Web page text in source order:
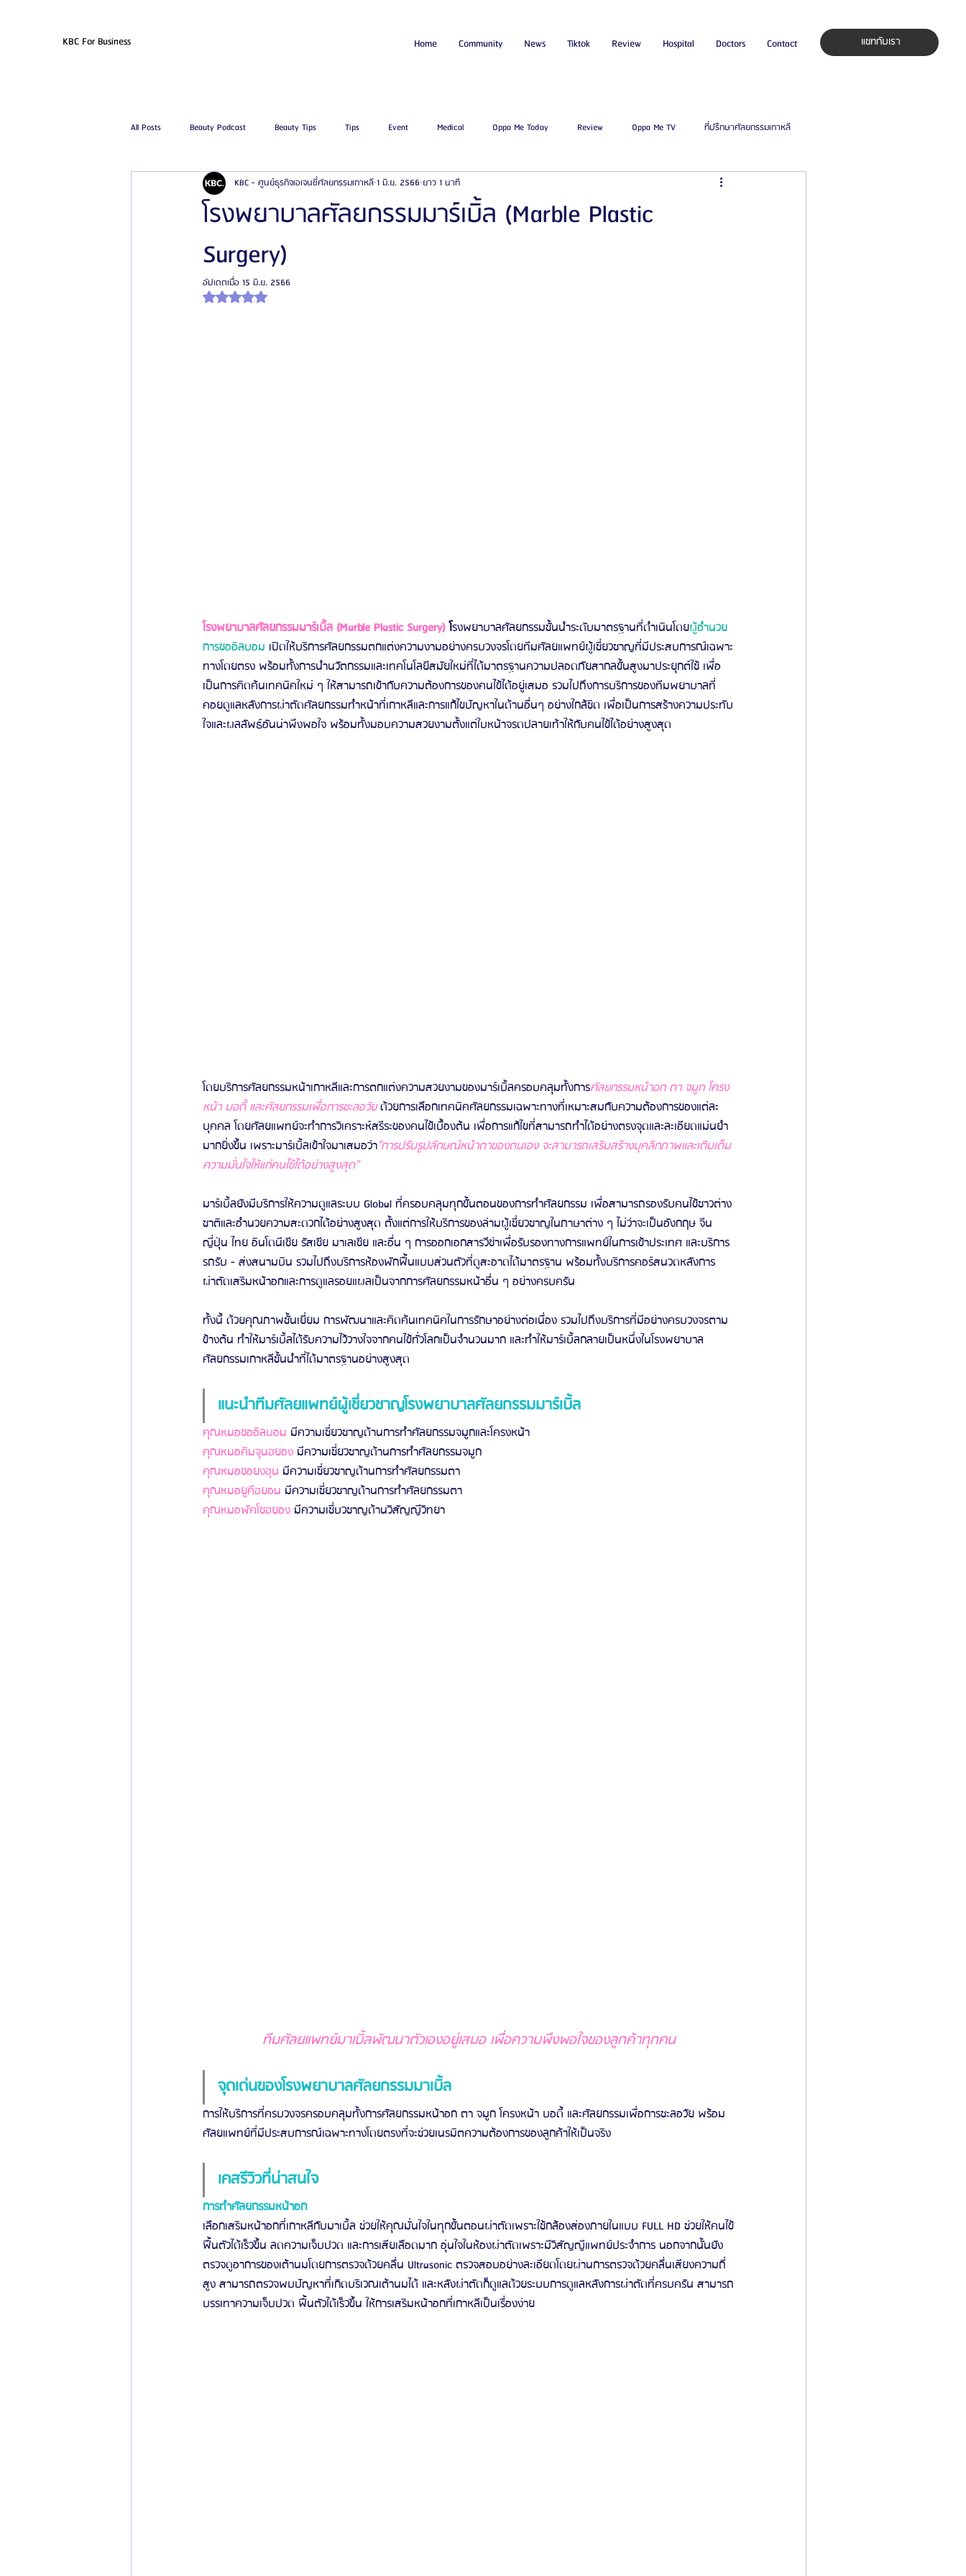
Home Community News Tiktok Review Hospital Doctors Contact แชทกับเรา
KBC For Business
All Posts Beauty Podcast Beauty Tips Tips Event Medical Oppa Me Today Review Oppa Me TV ที่ปรึกษาศัลยกรรมเกาหลี
รีวิวศัลยกรรมฉีดไขมัน รีวิวศัลยกรรมดูดไขมัน โรงพยาบาลศัลยกรรมเอท็อป ศัลยแพทย์ ประเทศเกาหลี
โรงพยาบาลศัลยกรรมเฟรช โรงพยาบาลศัลยกรรมจีเอ็นจี
รีวิวศัลยกรรมผู้ชาย โรงพยาบาลศัลยกรรมมาอิน
โรงพยาบาลศัลยกรรมมาร์เบิ้ล (Marble Plastic
Surgery)
KBC - ศูนย์ธุรกิจเอเจนซี่ศัลยกรรมเกาหลี 1 มิ.ย. 2566ยาว 1 นาที
อัปเดตเมื่อ 15 มิ.ย. 2566
ได้รับ NaN เต็ม 5 ดาว
โรงพยาบาลศัลยกรรมมาร์เบิ้ล (Marble Plastic Surgery) โรงพยาบาลศัลยกรรมชั้นนำระดับมาตรฐานที่ดำเนินโดยผู้อำนวย
การซออิลบอม เปิดให้บริการศัลยกรรมตกแต่งความงามอย่างครบวงจรโดยทีมศัลยแพทย์ผู้เชี่ยวชาญที่มีประสบการณ์เฉพาะ
ทางโดยตรง พร้อมทั้งการนำนวัตกรรมและเทคโนโลยีสมัยใหม่ที่ได้มาตรฐานความปลอดภัยสากลขั้นสูงมาประยุกต์ใช้ เพื่อ
เป็นการคิดค้นเทคนิคใหม่ ๆ ให้สามารถเข้ากับความต้องการของคนไข้ได้อยู่เสมอ รวมไปถึงการบริการของทีมพยาบาลที่
คอยดูแลหลังการผ่าตัดศัลยกรรมทำหน้าที่เกาหลีและการแก้ไขปัญหาในด้านอื่นๆ อย่างใกล้ชิด เพื่อเป็นการสร้างความประทับ
ใจและผลลัพธ์อันน่าพึงพอใจ พร้อมทั้งมอบความสวยงามตั้งแต่ใบหน้าจรดปลายเท้าให้กับคนไข้ได้อย่างสูงสุด
โดยบริการศัลยกรรมหน้าเกาหลีและการตกแต่งความสวยงามของมาร์เบิ้ลครอบคลุมทั้งการศัลยกรรมหน้าอก ตา จมูก โครง
หน้า บอดี้ และศัลยกรรมเพื่อการชะลอวัย ด้วยการเลือกเทคนิคศัลยกรรมเฉพาะทางที่เหมาะสมกับความต้องการของแต่ละ
บุคคล โดยศัลยแพทย์จะทำการวิเคราะห์สรีระของคนไข้เบื้องต้น เพื่อการแก้ไขที่สามารถทำได้อย่างตรงจุดและละเอียดแม่นยำ
มากยิ่งขึ้น เพราะมาร์เบิ้ลเข้าใจมาเสมอว่า"การปรับรูปลักษณ์หน้าตาของตนเอง จะสามารถเสริมสร้างบุคลิกภาพและเติมเต็ม
ความมั่นใจให้แก่คนไข้ได้อย่างสูงสุด"
มาร์เบิ้ลยังมีบริการให้ความดูแลระบบ Global ที่ครอบคลุมทุกขั้นตอนของการทำศัลยกรรม เพื่อสามารถรองรับคนไข้ชาวต่าง
ชาติและอำนวยความสะดวกได้อย่างสูงสุด ตั้งแต่การให้บริการของล่ามผู้เชี่ยวชาญในภาษาต่าง ๆ ไม่ว่าจะเป็นอังกฤษ จีน
ญี่ปุ่น ไทย อินโดนีเซีย รัสเซีย มาเลเซีย และอื่น ๆ การออกเอกสารวีซ่าเพื่อรับรองทางการแพทย์ในการเข้าประเทศ และบริการ
รถรับ - ส่งสนามบิน รวมไปถึงบริการห้องพักฟื้นแบบส่วนตัวที่ดูสะอาดได้มาตรฐาน พร้อมทั้งบริการคอร์สนวดหลังการ
ผ่าตัดเสริมหน้าอกและการดูแลรอยแผลเป็นจากการศัลยกรรมหน้าอื่น ๆ อย่างครบครัน
ทั้งนี้ ด้วยคุณภาพชั้นเยี่ยม การพัฒนาและคิดค้นเทคนิคในการรักษาอย่างต่อเนื่อง รวมไปถึงบริการที่มีอย่างครบวงจรตาม
ข้างต้น ทำให้มาร์เบิ้ลได้รับความไว้วางใจจากคนไข้ทั่วโลกเป็นจำนวนมาก และทำให้มาร์เบิ้ลกลายเป็นหนึ่งในโรงพยาบาล
ศัลยกรรมเกาหลีชั้นนำที่ได้มาตรฐานอย่างสูงสุด
แนะนำทีมศัลยแพทย์ผู้เชี่ยวชาญโรงพยาบาลศัลยกรรมมาร์เบิ้ล
คุณหมอซออิลบอม มีความเชี่ยวชาญด้านการทำศัลยกรรมจมูกและโครงหน้า
คุณหมอคิมจุนฮยอง มีความเชี่ยวชาญด้านการทำศัลยกรรมจมูก
คุณหมอซอยงฮุน มีความเชี่ยวชาญด้านการทำศัลยกรรมตา
คุณหมอยูคีฮยอน มีความเชี่ยวชาญด้านการทำศัลยกรรมตา
คุณหมอพัคโซฮยอง มีความเชี่บวชาญด้านวิสัญญีวิทยา
ทีมศัลยแพทย์มาเบิ้ลพัฒนาตัวเองอยู่เสมอ เพื่อความพึงพอใจของลูกค้าทุกคน
จุดเด่นของโรงพยาบาลศัลยกรรมมาเบิ้ล
การให้บริการที่ครบวงจรครอบคลุมทั้งการศัลยกรรมหน้าอก ตา จมูก โครงหน้า บอดี้ และศัลยกรรมเพื่อการชะลอวัย พร้อม
ศัลยแพทย์ที่มีประสบการณ์เฉพาะทางโดยตรงที่จะช่วยเนรมิตความต้องการของลูกค้าให้เป็นจริง
เคสรีวิวที่น่าสนใจ
การทำศัลยกรรมหน้าอก
เลือกเสริมหน้าอกที่เกาหลีกับมาเบิ้ล ช่วยให้คุณมั่นใจในทุกขั้นตอนผ่าตัดเพราะใช้กล้องส่องภายในแบบ FULL HD ช่วยให้คนไข้
ฟื้นตัวได้เร็วขึ้น ลดความเจ็บปวด และการเสียเลือดมาก อุ่นใจในห้องผ่าตัดเพราะมีวิสัญญีแพทย์ประจำการ นอกจากนั้นยัง
ตรวจดูอาการของเต้านมโดยการตรวจด้วยคลื่น Ultrasonic ตรวจสอบอย่างละเอียดโดยผ่านการตรวจด้วยคลื่นเสียงความถี่
สูง สามารถตรวจพบปัญหาที่เกิดบริเวณเต้านมได้ และหลังผ่าตัดก็ดูแลด้วยระบบการดูแลหลังการผ่าตัดที่ครบครัน สามารถ
บรรเทาความเจ็บปวด ฟื้นตัวได้เร็วขึ้น ให้การเสริมหน้าอกที่เกาหลีเป็นเรื่องง่าย